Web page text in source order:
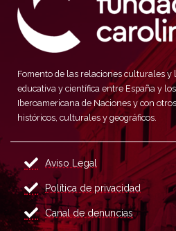
Fomento de las relaciones culturales y
educativa y científica entre España y
Iberoamericana de Naciones y con
históricos, culturales y geográficos.
Aviso Legal
Política de privacidad
Canal de denuncias